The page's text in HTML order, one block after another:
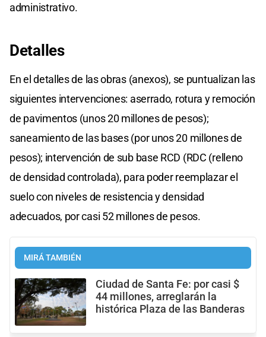
administrativo.
Detalles
En el detalles de las obras (anexos), se puntualizan las
siguientes intervenciones: aserrado, rotura y remoción
de pavimentos (unos 20 millones de pesos);
saneamiento de las bases (por unos 20 millones de
pesos); intervención de sub base RCD (RDC (relleno
de densidad controlada), para poder reemplazar el
suelo con niveles de resistencia y densidad
adecuados, por casi 52 millones de pesos.
MIRÁ TAMBIÉN
Ciudad de Santa Fe: por casi $
44 millones, arreglarán la
histórica Plaza de las Banderas